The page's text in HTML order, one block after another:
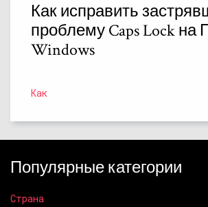
Как исправить
проблему Caps Lock на
Windows
Как
Популярные категории
Страна